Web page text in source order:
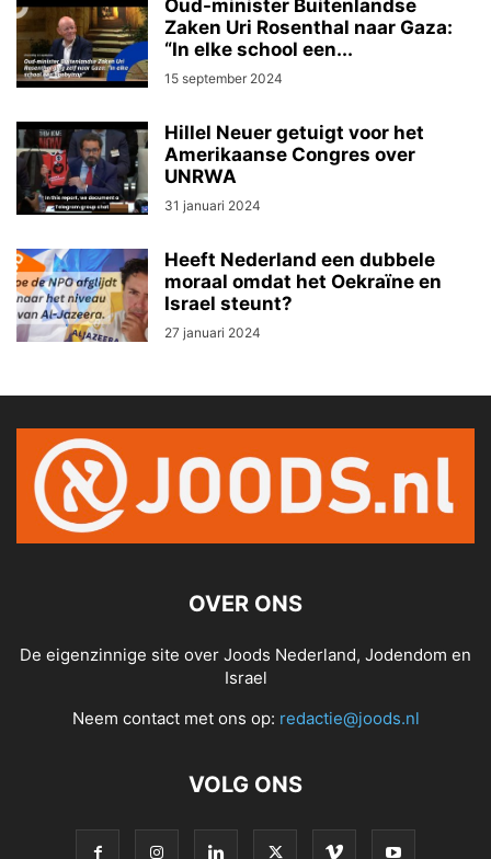
Oud-minister Buitenlandse
Zaken Uri Rosenthal naar Gaza:
“In elke school een...
15 september 2024
Hillel Neuer getuigt voor het
Amerikaanse Congres over
UNRWA
31 januari 2024
Heeft Nederland een dubbele
moraal omdat het Oekraïne en
Israel steunt?
27 januari 2024
OVER ONS
De eigenzinnige site over Joods Nederland, Jodendom en
Israel
Neem contact met ons op: redactie@joods.nl
VOLG ONS